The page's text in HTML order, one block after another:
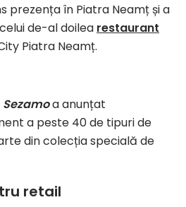
prezența în Piatra Neamț și a
de-al doilea restaurant
Piatra Neamț.
Sezamoa anunțat
a peste 40 de tipuri de
din colecția specială de
retail